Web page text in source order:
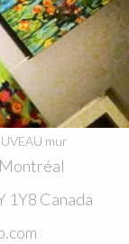
mur
1Y8 Canada